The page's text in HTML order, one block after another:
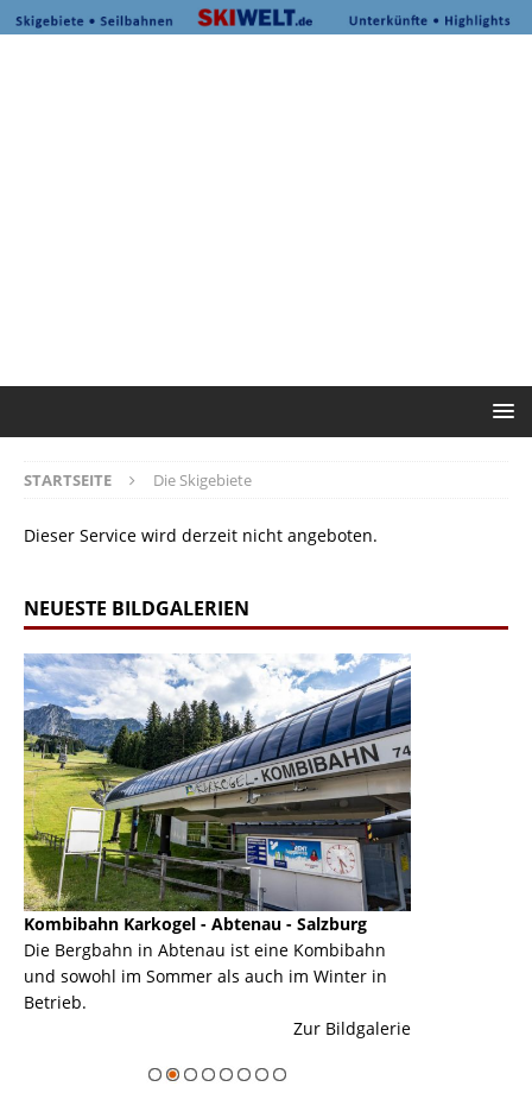
STARTSEITE Die Skigebiete
Dieser Service wird derzeit nicht angeboten.
NEUESTE BILDGALERIEN
Kombibahn Karkogel - Abtenau - Salzburg
Die Bergbahn in Abtenau ist eine Kombibahn
und sowohl im Sommer als auch im Winter in
Betrieb.
Zur Bildgalerie